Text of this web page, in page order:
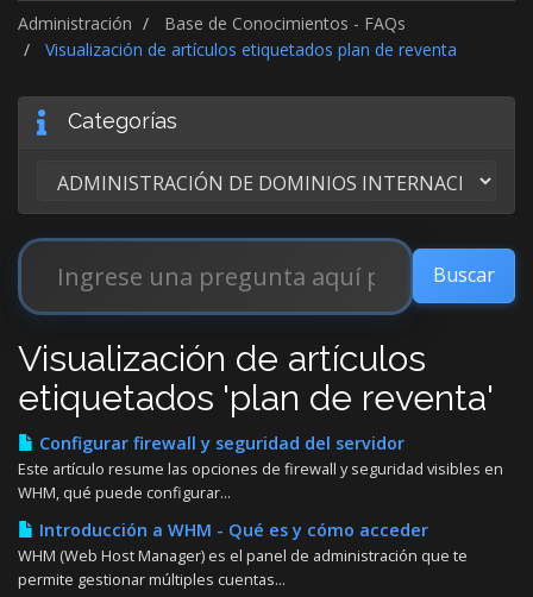
Administración
Base de Conocimientos - FAQs
Visualización de artículos etiquetados plan de reventa
Categorías
Visualización de artículos
etiquetados 'plan de reventa'
Configurar firewall y seguridad del servidor
Este artículo resume las opciones de firewall y seguridad visibles en
WHM, qué puede configurar...
Introducción a WHM - Qué es y cómo acceder
WHM (Web Host Manager) es el panel de administración que te
permite gestionar múltiples cuentas...